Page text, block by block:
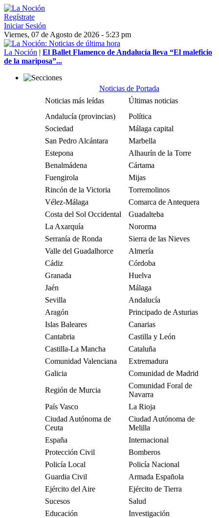
Regístrate
Iniciar Sesión
Viernes, 07 de Agosto de 2026 - 5:23 pm
La Noción | El Ballet Flamenco de Andalucía lleva “El maleficio
de la mariposa”...
Noticias de Portada
Noticias más leídas
Últimas noticias
Andalucía (provincias)
Política
Sociedad
Málaga capital
San Pedro Alcántara
Marbella
Estepona
Alhaurín de la Torre
Benalmádena
Cártama
Fuengirola
Mijas
Rincón de la Victoria
Torremolinos
Vélez-Málaga
Comarca de Antequera
Costa del Sol Occidental
Guadalteba
La Axarquía
Nororma
Serranía de Ronda
Sierra de las Nieves
Valle del Guadalhorce
Almería
Cádiz
Córdoba
Granada
Huelva
Jaén
Málaga
Sevilla
Andalucía
Aragón
Principado de Asturias
Islas Baleares
Canarias
Cantabria
Castilla y León
Castilla-La Mancha
Cataluña
Comunidad Valenciana
Extremadura
Galicia
Comunidad de Madrid
Región de Murcia
Comunidad Foral de
Navarra
País Vasco
La Rioja
Ciudad Autónoma de
Ceuta
Ciudad Autónoma de
Melilla
España
Internacional
Protección Civil
Bomberos
Policía Local
Policía Nacional
Guardia Civil
Armada Española
Ejército del Aire
Ejército de Tierra
Sucesos
Salud
Educación
Investigación